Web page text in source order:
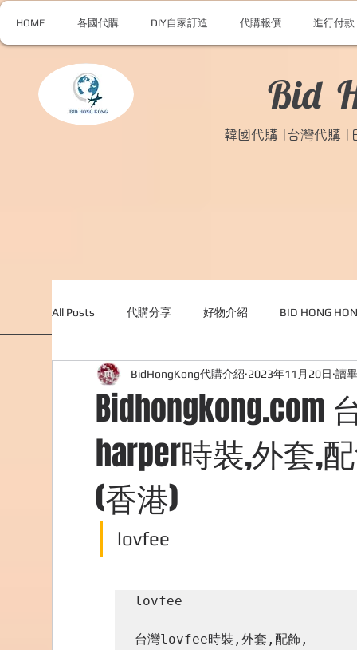
HOME 各國代購 DIY自家訂造 代購報價 進行付款
Bid
韓國代購 |台灣代購 |
All Posts 代購分享 好物介紹 BID HONG
外國購物網站介紹 ABOUT ME ABOUT
美食團購 購物 台灣代購網站
Bidhongkong.com
harper時裝,外套,
(香港)
BidHongKong代購介紹 2023年11月20日 讀
lovfee
lovfee
台灣lovfee時裝,外套,配飾,